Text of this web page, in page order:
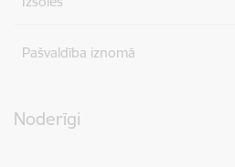
Pašvaldība iznomā
Noderīgi